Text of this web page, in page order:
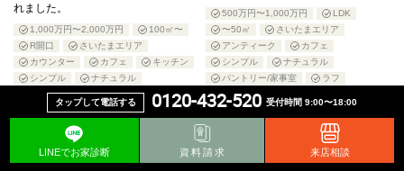
タップして電話する 0120-432-520 受付時間 9:00〜18:00
LINEでお家診断 資料請求 来店相談
れました。
1,000万円〜2,000万円
100㎡〜
R開口
さいたまエリア
カウンター
カフェ
キッチン
シンプル
ナチュラル
パントリー/家事室
ペット
マンション
リビング
住んでる家のリノベ
家事ラク間取り
書斎/ワークスペース
500万円〜1,000万円
LDK
〜50㎡
さいたまエリア
アンティーク
カフェ
シンプル
ナチュラル
パントリー/家事室
ラフ
ヴィンテージ
住んでる家のリノベ
店舗兼住宅
玄関/エントランス